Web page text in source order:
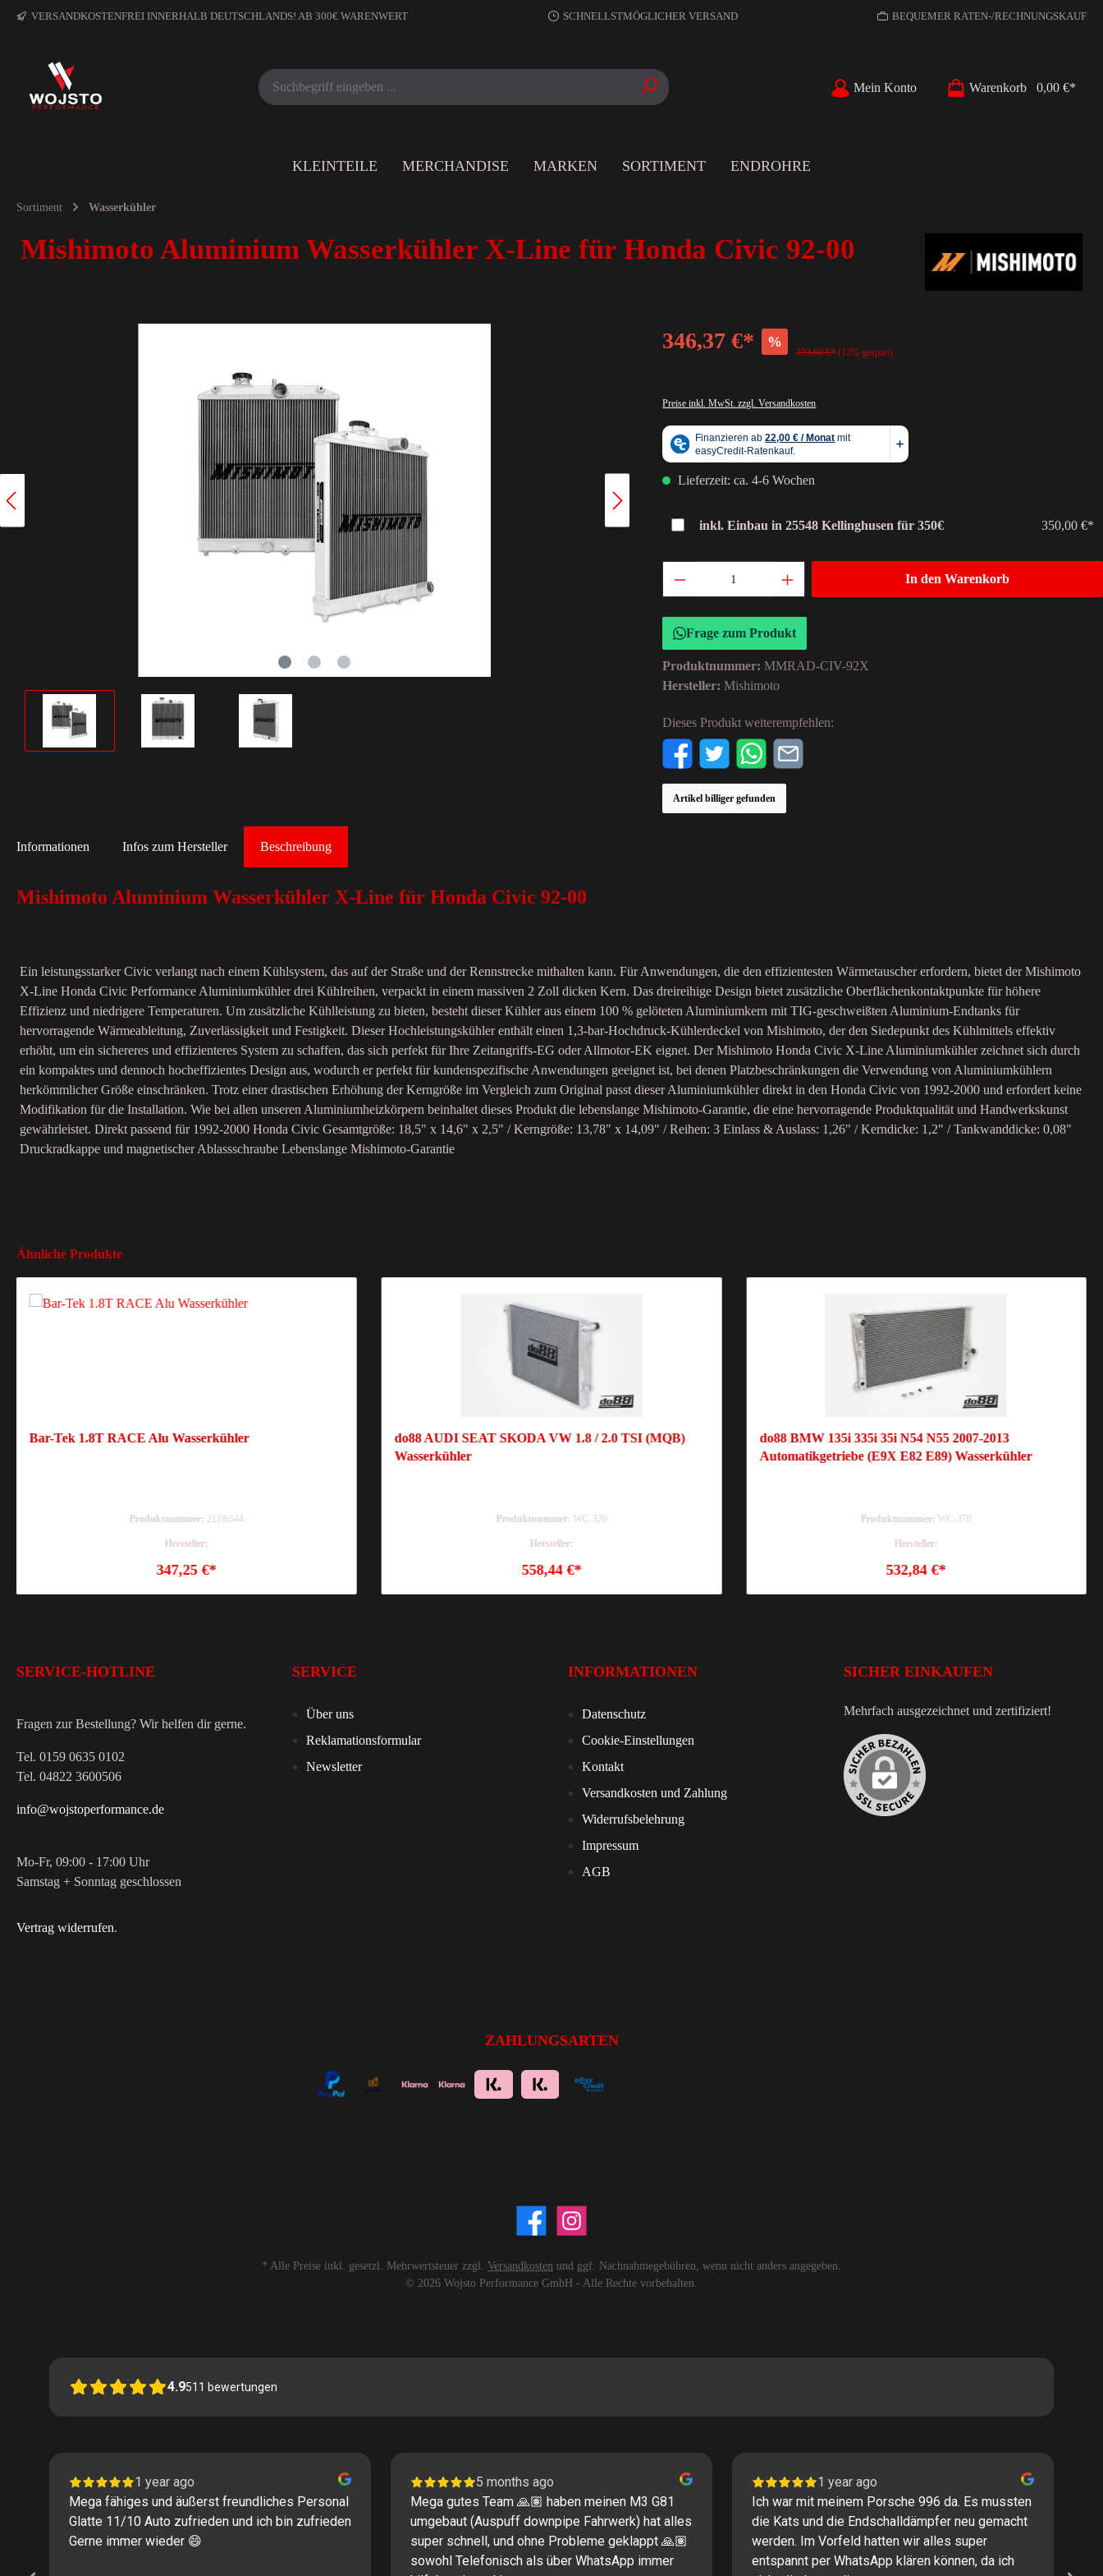
VERSANDKOSTENFREI INNERHALB DEUTSCHLANDS! AB 300€ WARENWERT SCHNELLSTMÖGLICHER VERSAND BEQUEMER RATEN-/RECHNUNGSKAUF
Mein Konto Warenkorb 0,00 €*
KLEINTEILE MERCHANDISE MARKEN SORTIMENT ENDROHRE
Sortiment Wasserkühler
Mishimoto Aluminium Wasserkühler X-Line für Honda Civic 92-00
346,37 €* %
393,60 €* (12% gespart)
Preise inkl. MwSt. zzgl. Versandkosten
Lieferzeit: ca. 4-6 Wochen
inkl. Einbau in 25548 Kellinghusen für 350€ 350,00 €*
In den Warenkorb
Frage zum Produkt
Produktnummer:MMRAD-CIV-92X
Hersteller:Mishimoto
Dieses Produkt weiterempfehlen:
Artikel billiger gefunden
Beschreibung
Informationen Infos zum Hersteller
Mishimoto Aluminium Wasserkühler X-Line für Honda Civic 92-00
Ein leistungsstarker Civic verlangt nach einem Kühlsystem, das auf der Straße und der Rennstrecke mithalten kann. Für Anwendungen, die den effizientesten Wärmetauscher erfordern, bietet der Mishimoto
X-Line Honda Civic Performance Aluminiumkühler drei Kühlreihen, verpackt in einem massiven 2 Zoll dicken Kern. Das dreireihige Design bietet zusätzliche Oberflächenkontaktpunkte für höhere
Effizienz und niedrigere Temperaturen. Um zusätzliche Kühlleistung zu bieten, besteht dieser Kühler aus einem 100 % gelöteten Aluminiumkern mit TIG-geschweißten Aluminium-Endtanks für
hervorragende Wärmeableitung, Zuverlässigkeit und Festigkeit. Dieser Hochleistungskühler enthält einen 1,3-bar-Hochdruck-Kühlerdeckel von Mishimoto, der den Siedepunkt des Kühlmittels effektiv
erhöht, um ein sichereres und effizienteres System zu schaffen, das sich perfekt für Ihre Zeitangriffs-EG oder Allmotor-EK eignet. Der Mishimoto Honda Civic X-Line Aluminiumkühler zeichnet sich durch
ein kompaktes und dennoch hocheffizientes Design aus, wodurch er perfekt für kundenspezifische Anwendungen geeignet ist, bei denen Platzbeschränkungen die Verwendung von Aluminiumkühlern
herkömmlicher Größe einschränken. Trotz einer drastischen Erhöhung der Kerngröße im Vergleich zum Original passt dieser Aluminiumkühler direkt in den Honda Civic von 1992-2000 und erfordert keine
Modifikation für die Installation. Wie bei allen unseren Aluminiumheizkörpern beinhaltet dieses Produkt die lebenslange Mishimoto-Garantie, die eine hervorragende Produktqualität und Handwerkskunst
gewährleistet. Direkt passend für 1992-2000 Honda Civic Gesamtgröße: 18,5" x 14,6" x 2,5" / Kerngröße: 13,78" x 14,09" / Reihen: 3 Einlass & Auslass: 1,26" / Kerndicke: 1,2" / Tankwanddicke: 0,08"
Druckradkappe und magnetischer Ablassschraube Lebenslange Mishimoto-Garantie
Ähnliche Produkte
Bar-Tek 1.8T RACE Alu Wasserkühler
Produktnummer: 2118t344
Hersteller:
347,25 €*
do88 AUDI SEAT SKODA VW 1.8 / 2.0 TSI (MQB)
Wasserkühler
Produktnummer: WC-320
Hersteller:
558,44 €*
do88 BMW 135i 335i 35i N54 N55 2007-2013
Automatikgetriebe (E9X E82 E89) Wasserkühler
Produktnummer:WC-370
Hersteller:
532,84 €*
SERVICE-HOTLINE
Fragen zur Bestellung? Wir helfen dir gerne.
Tel. 0159 0635 0102
Tel. 04822 3600506
info@wojstoperformance.de
Mo-Fr, 09:00 - 17:00 Uhr
Samstag + Sonntag geschlossen
Vertrag widerrufen.
SERVICE
Über uns
Reklamationsformular
Newsletter
INFORMATIONEN
Datenschutz
Cookie-Einstellungen
Kontakt
Versandkosten und Zahlung
Widerrufsbelehrung
Impressum
AGB
SICHER EINKAUFEN
Mehrfach ausgezeichnet und zertifiziert!
ZAHLUNGSARTEN
* Alle Preise inkl. gesetzl. Mehrwertsteuer zzgl. Versandkosten und ggf. Nachnahmegebühren, wenn nicht anders angegeben.
© 2026 Wojsto Performance GmbH - Alle Rechte vorbehalten.
4.9511 bewertungen
1 year ago
Mega fähiges und äußerst freundliches Personal
Glatte 11/10 Auto zufrieden und ich bin zufrieden
Gerne immer wieder 😄
5 months ago
Mega gutes Team 🙏🏽 haben meinen M3 G81
umgebaut (Auspuff downpipe Fahrwerk) hat alles
super schnell, und ohne Probleme geklappt 🙏🏽
sowohl Telefonisch als über WhatsApp immer
1 year ago
Ich war mit meinem Porsche 996 da. Es mussten
die Kats und die Endschalldämpfer neu gemacht
werden. Im Vorfeld hatten wir alles super
entspannt per WhatsApp klären können, da ich